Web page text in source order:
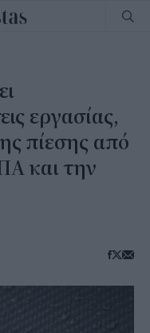
εργασίας,
πίεσης από
και την